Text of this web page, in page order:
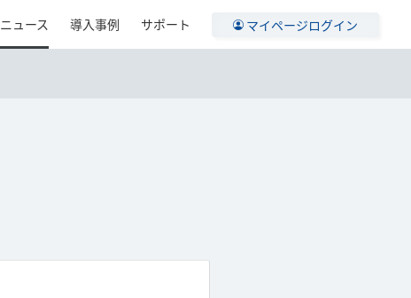
ニュース 導入事例 サポート マイページログイン